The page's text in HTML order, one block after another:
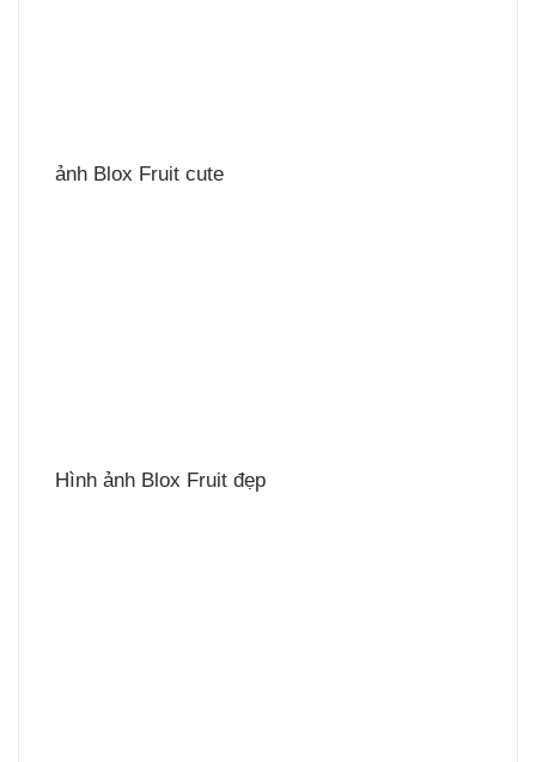
ảnh Blox Fruit cute
Hình ảnh Blox Fruit đẹp